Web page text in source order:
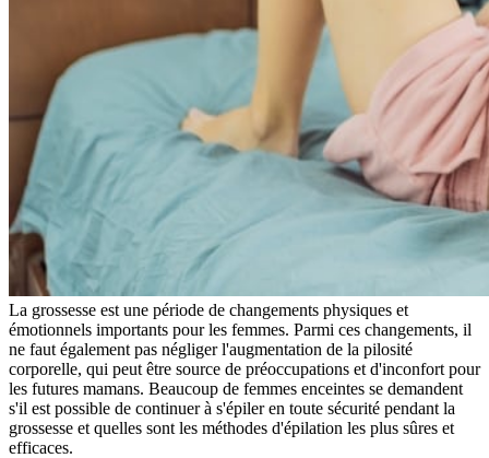
La grossesse est une période de changements physiques et
émotionnels importants pour les femmes. Parmi ces changements, il
ne faut également pas négliger l'augmentation de la pilosité
corporelle, qui peut être source de préoccupations et d'inconfort pour
les futures mamans. Beaucoup de femmes enceintes se demandent
s'il est possible de continuer à s'épiler en toute sécurité pendant la
grossesse et quelles sont les méthodes d'épilation les plus sûres et
efficaces.